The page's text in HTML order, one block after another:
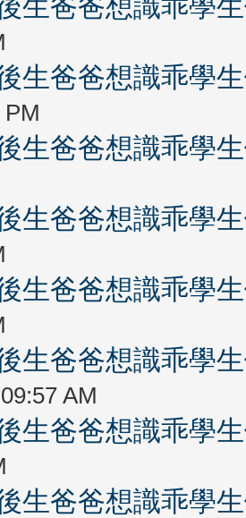
生爸爸想識乖學
生爸爸想識乖學
生爸爸想識乖學
生爸爸想識乖學
生爸爸想識乖學
生爸爸想識乖學
AM
生爸爸想識乖學
生爸爸想識乖學